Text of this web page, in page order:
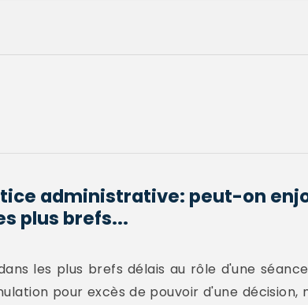
administrative: peut-on
plus brefs...
les plus brefs délais au rôle d'une
pour excès de pouvoir d'une décision,